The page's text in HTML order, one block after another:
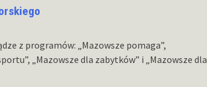
z programów: „Mazowsze pomaga”,
„Mazowsze dla zabytków” i „Mazowsze dla